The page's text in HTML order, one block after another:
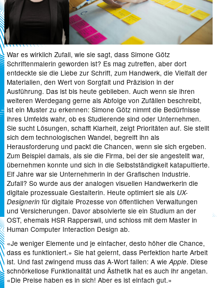
War es wirklich Zufall, wie sie sagt, dass Simone Götz
Schriftenmalerin geworden ist? Es mag zutreffen, aber dort
entdeckte sie die Liebe zur Schrift, zum Handwerk, die Vielfalt der
Materialien, den Wert von Sorgfalt und Präzision in der
Ausführung. Das ist bis heute geblieben. Auch wenn sie ihren
weiteren Werdegang gerne als Abfolge von Zufällen beschreibt,
ist ein Muster zu erkennen: Simone Götz nimmt die Bedürfnisse
ihres Umfelds wahr, ob es Studierende sind oder Unternehmen.
Sie sucht Lösungen, schafft Klarheit, zeigt Prioritäten auf. Sie stellt
sich dem technologischen Wandel, begreift ihn als
Herausforderung und packt die Chancen, wenn sie sich ergeben.
Zum Beispiel damals, als sie die Firma, bei der sie angestellt war,
übernehmen konnte und sich in die Selbstständigkeit katapultierte.
Elf Jahre war sie Unternehmerin in der Grafischen Industrie.
Zufall? So wurde aus der analogen visuellen Handwerkerin die
digitale prozessuale Gestalterin. Heute optimiert sie als UX-
Designerin für digitale Prozesse von öffentlichen Verwaltungen
und Versicherungen. Davor absolvierte sie ein Studium an der
OST, ehemals HSR Rapperswil, und schloss mit dem Master in
Human Computer Interaction Design ab.
«Je weniger Elemente und je einfacher, desto höher die Chance,
dass es funktioniert.» Sie hat gelernt, dass Perfektion harte Arbeit
ist. Und fast zwingend muss das A-Wort fallen: A wieApple. Diese
schnörkellose Funktionalität und Ästhetik hat es auch ihr angetan.
«Die Preise haben es in sich! Aber es ist einfach gut.»